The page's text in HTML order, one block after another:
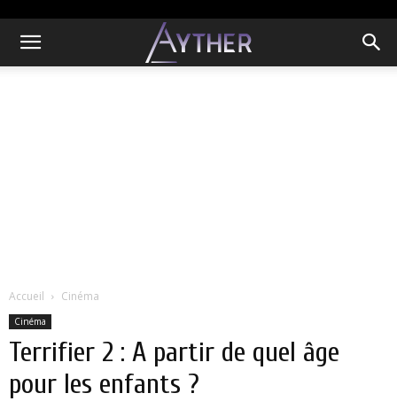
Accueil Cinéma
Cinéma
Terrifier 2 : A partir de quel âge
pour les enfants ?